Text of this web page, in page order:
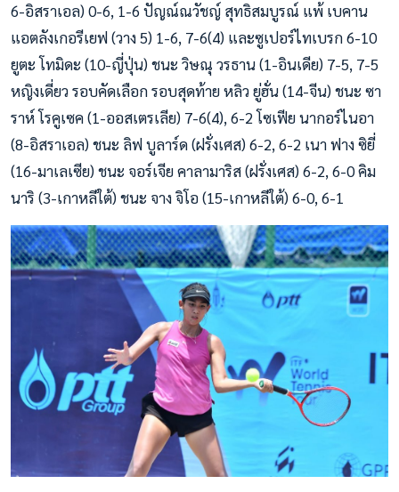
6-อิสราเอล) 0-6, 1-6 ปัญณ์ณวัชญ์ สุทธิสมบูรณ์ แพ้ เบคาน
แอตลังเกอรีเยฟ (วาง 5) 1-6, 7-6(4) และซูเปอร์ไทเบรก 6-10
ยูตะ โทมิดะ (10-ญี่ปุ่น) ชนะ วิษณุ วรธาน (1-อินเดีย) 7-5, 7-5
หญิงเดี่ยว รอบคัดเลือก รอบสุดท้าย หลิว ยู่ฮั่น (14-จีน) ชนะ ซา
ราห์ โรคูเซค (1-ออสเตรเลีย) 7-6(4), 6-2 โซเฟีย นากอร์ไนอา
(8-อิสราเอล) ชนะ ลิฟ บูลาร์ด (ฝรั่งเศส) 6-2, 6-2 เนา ฟาง ซิยี่
(16-มาเลเซีย) ชนะ จอร์เจีย คาลามาริส (ฝรั่งเศส) 6-2, 6-0 คิม
นาริ (3-เกาหลีใต้) ชนะ จาง จิโอ (15-เกาหลีใต้) 6-0, 6-1